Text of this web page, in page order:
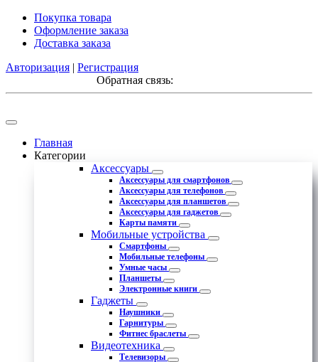
Покупка товара
Оформление заказа
Доставка заказа
Авторизация | Регистрация
Обратная связь:
Главная
Категории
Аксессуары
Аксессуары для смартфонов
Аксессуары для телефонов
Аксессуары для планшетов
Аксессуары для гаджетов
Карты памяти
Мобильные устройства
Смартфоны
Мобильные телефоны
Умные часы
Планшеты
Электронные книги
Гаджеты
Наушники
Гарнитуры
Фитнес браслеты
Видеотехника
Телевизоры